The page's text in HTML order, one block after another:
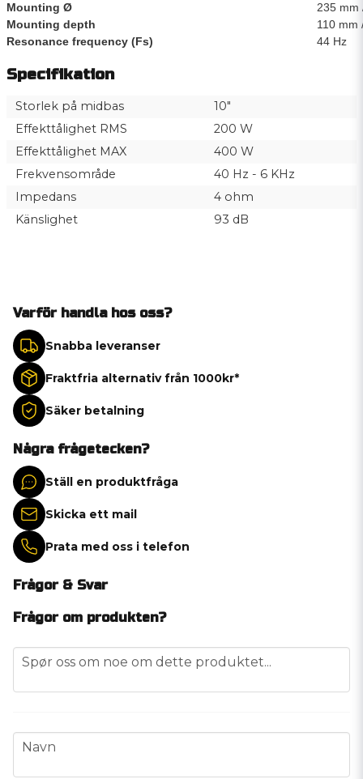
Mounting Ø
235 mm
Mounting depth
110 mm
Resonance frequency (Fs)
44 Hz
Specifikation
Storlek på midbas
10″
Effekttålighet RMS
200 W
Effekttålighet MAX
400 W
Frekvensområde
40 Hz - 6 KHz
Impedans
4 ohm
Känslighet
93 dB
Varför handla hos oss?
Snabba leveranser
Fraktfria alternativ från 1000kr*
Säker betalning
Några frågetecken?
Ställ en produktfråga
Skicka ett mail
Prata med oss i telefon
Frågor & Svar
Frågor om produkten?
question
Spør oss om noe om dette produktet...
name
Navn